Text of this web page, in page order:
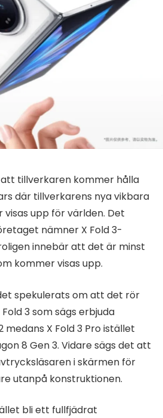
tillverkaren kommer hålla
där tillverkarens nya vikbara
upp för världen. Det
nämner X Fold 3-
innebär att det är minst
kommer visas upp.
spekulerats om att det rör
3 som sägs erbjuda
medans X Fold 3 Pro istället
8 Gen 3. Vidare sägs det att
i skärmen för
utanpå konstruktionen.
bli ett fullfjädrat